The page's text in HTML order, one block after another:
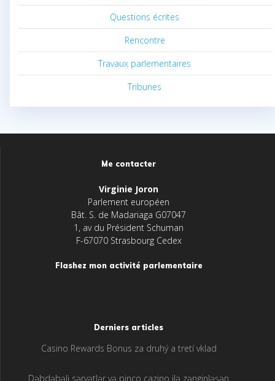
Questions écrites
Rencontre
Travaux parlementaires
Tribunes
Me contacter
Virginie Joron
Parlement européen
Bât. S. de Madariaga G07047
1, av du Président Schuman
F-67070 Strasbourg Cedex
Flashez mon activité parlementaire
Derniers articles
Casino Rewards Bonus za druhý a tretí vklad
Dəbdəbəli sərvətlər və pinco cazino ilə zənginləşən